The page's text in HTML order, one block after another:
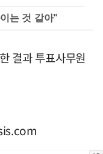
는 것 같아"
결과 투표사무원